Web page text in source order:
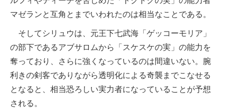
マゼランと互角とまでいわれたのは相当なことである。
そしてシリュウは、元王下七武海「ゲッコーモリア」
の部下であるアブサロムから「スケスケの実」の能力を
奪っており、さらに強くなっているのは間違いない。腕
利きの剣客でありながら透明化による奇襲までこなせる
となると、相当恐ろしい実力者になっていることが予想
される。